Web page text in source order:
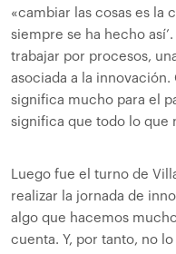
«cambiar las cosas es la
siempre se ha hecho
trabajar por procesos,
asociada a la
significa mucho para el
significa que todo lo que
Luego fue el turno de
realizar la jornada de
algo que hacemos
cuenta. Y, por tanto, no